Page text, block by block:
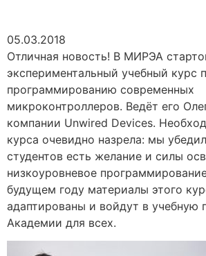
05.03.2018
Отличная новость! В МИРЭА
экспериментальный учебный курс
программированию современных
микроконтроллеров. Ведёт его
компании Unwired Devices.
курса очевидно назрела: мы
студентов есть желание и силы
низкоуровневое
будущем году материалы этого
адаптированы и войдут в учебную
Академии для всех.